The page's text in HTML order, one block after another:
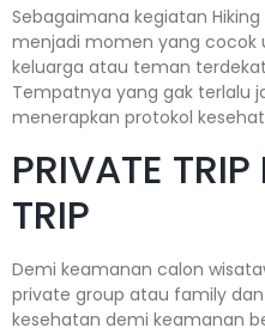
Sebagaimana kegiatan Hiking
menjadi momen yang cocok
keluarga atau teman
Tempatnya yang gak terlalu
menerapkan protokol
PRIVATE
TRIP
Demi keamanan calon
private group atau family
kesehatan demi keamanan